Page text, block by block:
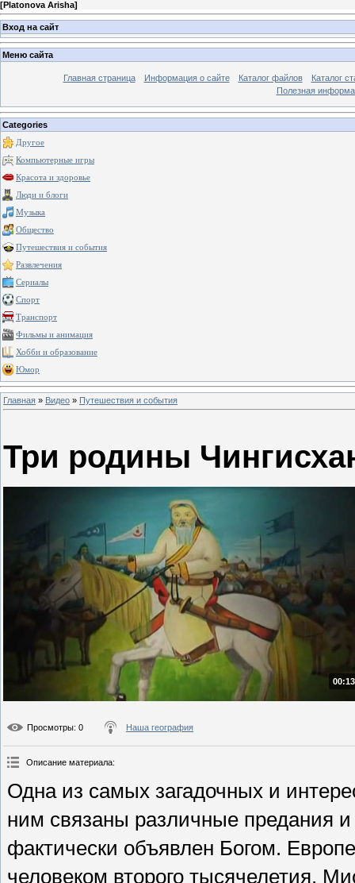
[Platonova Arisha]
Вход на сайт
Меню сайта
Главная страница Информация о сайте Каталог файлов
Каталог
Полезная
Categories
Другое
Компьютерные игры
Красота и здоровье
Люди и блоги
Музыка
Общество
Путешествия и события
Развлечения
Сериалы
Спорт
Транспорт
Фильмы и анимация
Хобби и образование
Юмор
Главная » Видео » Путешествия и события
Три родины
Просмотры: 0 Наша география
Описание материала:
Одна из самых загадочных и
ним связаны различные предания
фактически объявлен Богом.
человеком второго тысячелетия.